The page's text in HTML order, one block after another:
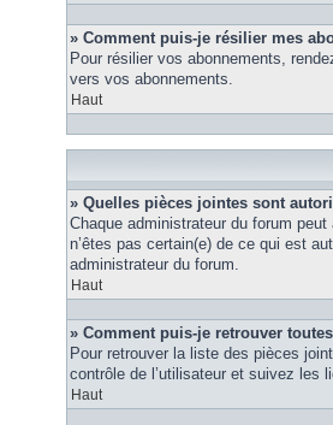
» Comment puis-je résilier mes
Pour résilier vos abonnements,
vers vos abonnements.
Haut
» Quelles pièces jointes sont
Chaque administrateur du forum
n’êtes pas certain(e) de ce qui est
administrateur du forum.
Haut
» Comment puis-je retrouver
Pour retrouver la liste des pièces
contrôle de l’utilisateur et suivez les
Haut